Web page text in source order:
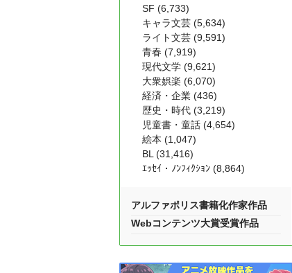
SF (6,733)
キャラ文芸 (5,634)
ライト文芸 (9,591)
青春 (7,919)
現代文学 (9,621)
大衆娯楽 (6,070)
経済・企業 (436)
歴史・時代 (3,219)
児童書・童話 (4,654)
絵本 (1,047)
BL (31,416)
ｴｯｾｲ・ﾉﾝﾌｨｸｼｮﾝ (8,864)
アルファポリス書籍化作家作品
Webコンテンツ大賞受賞作品